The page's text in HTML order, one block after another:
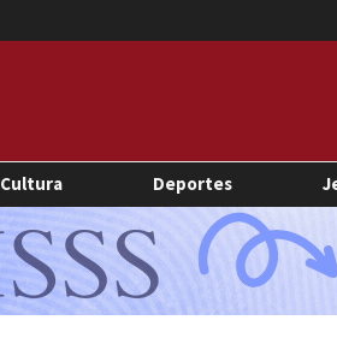
Cultura Deportes